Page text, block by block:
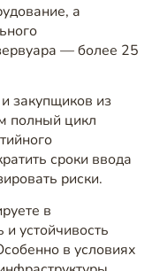
а
— более 25
закупщиков из
полный цикл
сроки ввода
риски.
в
устойчивость
в условиях